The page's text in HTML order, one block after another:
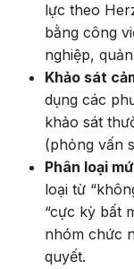
lực theo
bằng công
nghiệp,
Khảo sát
dụng các
khảo sát
(phỏng vấn
Phân loại
loại từ
“cực kỳ bất
nhóm chức
quyết.